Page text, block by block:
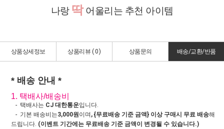
나랑 딱어울리는 추천 아이템
상품상세정보 상품리뷰 (0) 상품문의 배송/교환/반품
* 배송 안내 *
1. 택배사/배송비
- 택배사는 CJ 대한통운입니다.
- 기본 배송비는3,000원이며, {무료배송 기준 금액} 이상 구매시 무료 배송해
드립니다. (이벤트 기간에는 무료배송 기준 금액이 변경될 수 있습니다.)